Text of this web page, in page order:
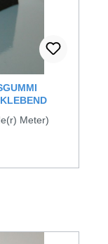
Meter)